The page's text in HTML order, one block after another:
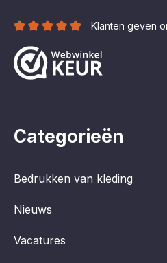
Klanten geven
Categorieën
Bedrukken van kleding
Nieuws
Vacatures